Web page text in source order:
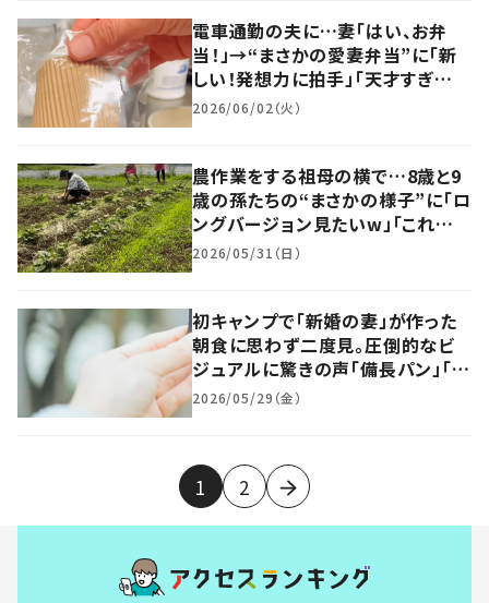
電車通勤の夫に…妻「はい、お弁
当！」→“まさかの愛妻弁当”に「新
しい！発想力に拍手」「天才すぎ
る…」「おおお！画期的ですね！」
2026/06/02（火）
農作業をする祖母の横で…8歳と9
歳の孫たちの“まさかの様子”に「ロ
ングバージョン見たいw」「これが
現代の田楽か…」「原点ですね！」
2026/05/31（日）
初キャンプで「新婚の妻」が作った
朝食に思わず二度見。圧倒的なビ
ジュアルに驚きの声「備長パン」「想
像の斜め上」「焼き物の皿かと思っ
2026/05/29（金）
1 2